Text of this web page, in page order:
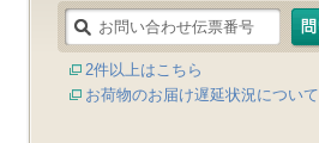
2件以上はこちら
お荷物のお届け遅延状況について